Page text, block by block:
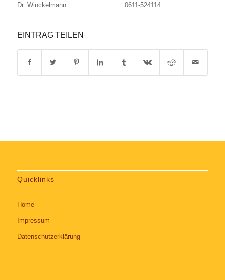
Dr. Winckelmann 0611-524114
EINTRAG TEILEN
Quicklinks
Home
Impressum
Datenschutzerklärung